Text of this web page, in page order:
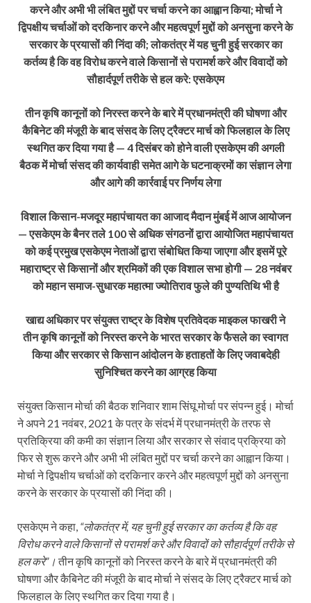
करने और अभी भी लंबित मुद्दों पर चर्चा करने का आह्वान किया; मोर्चा ने
द्विपक्षीय चर्चाओं को दरकिनार करने और महत्वपूर्ण मुद्दों को अनसुना करने के
सरकार के प्रयासों की निंदा की; लोकतंत्र में यह चुनी हुई सरकार का
कर्तव्य है कि वह विरोध करने वाले किसानों से परामर्श करे और विवादों को
सौहार्दपूर्ण तरीके से हल करे: एसकेएम
तीन कृषि कानूनों को निरस्त करने के बारे में प्रधानमंत्री की घोषणा और
कैबिनेट की मंजूरी के बाद संसद के लिए ट्रैक्टर मार्च को फिलहाल के लिए
स्थगित कर दिया गया है — 4 दिसंबर को होने वाली एसकेएम की अगली
बैठक में मोर्चा संसद की कार्यवाही समेत आगे के घटनाक्रमों का संज्ञान लेगा
और आगे की कार्रवाई पर निर्णय लेगा
विशाल किसान-मजदूर महापंचायत का आजाद मैदान मुंबई में आज आयोजन
— एसकेएम के बैनर तले 100 से अधिक संगठनों द्वारा आयोजित महापंचायत
को कई प्रमुख एसकेएम नेताओं द्वारा संबोधित किया जाएगा और इसमें पूरे
महाराष्ट्र से किसानों और श्रमिकों की एक विशाल सभा होगी — 28 नवंबर
को महान समाज-सुधारक महात्मा ज्योतिराव फुले की पुण्यतिथि भी है
खाद्य अधिकार पर संयुक्त राष्ट्र के विशेष प्रतिवेदक माइकल फाखरी ने
तीन कृषि कानूनों को निरस्त करने के भारत सरकार के फैसले का स्वागत
किया और सरकार से किसान आंदोलन के हताहतों के लिए जवाबदेही
सुनिश्चित करने का आग्रह किया
संयुक्त किसान मोर्चा की बैठक शनिवार शाम सिंघू मोर्चा पर संपन्न हुई। मोर्चा
ने अपने 21 नवंबर, 2021 के पत्र के संदर्भ में प्रधानमंत्री के तरफ से
प्रतिक्रिया की कमी का संज्ञान लिया और सरकार से संवाद प्रक्रिया को
फिर से शुरू करने और अभी भी लंबित मुद्दों पर चर्चा करने का आह्वान किया।
मोर्चा ने द्विपक्षीय चर्चाओं को दरकिनार करने और महत्वपूर्ण मुद्दों को अनसुना
करने के सरकार के प्रयासों की निंदा की।
एसकेएम ने कहा, “लोकतंत्र में, यह चुनी हुई सरकार का कर्तव्य है कि वह
विरोध करने वाले किसानों से परामर्श करे और विवादों को सौहार्दपूर्ण तरीके से
हल करे”।तीन कृषि कानूनों को निरस्त करने के बारे में प्रधानमंत्री की
घोषणा और कैबिनेट की मंजूरी के बाद मोर्चा ने संसद के लिए ट्रैक्टर मार्च को
फिलहाल के लिए स्थगित कर दिया गया है।